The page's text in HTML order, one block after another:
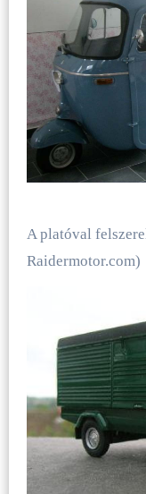
A platóval
Raidermotor.com)